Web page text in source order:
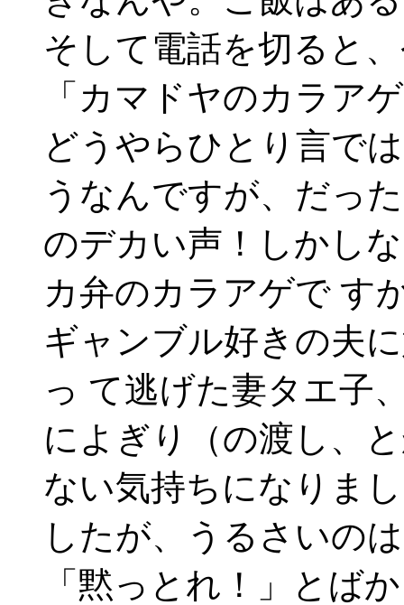
そして電話を切ると
「カマドヤのカラア
どうやらひとり言で
うなんですが、だっ
のデカい声！しかし
カ弁のカラアゲで す
ギャンブル好きの夫
っ て逃げた妻タエ子
によぎり（の渡し、
ない気持ちになりま
したが、うるさいの
「黙っとれ！」とば